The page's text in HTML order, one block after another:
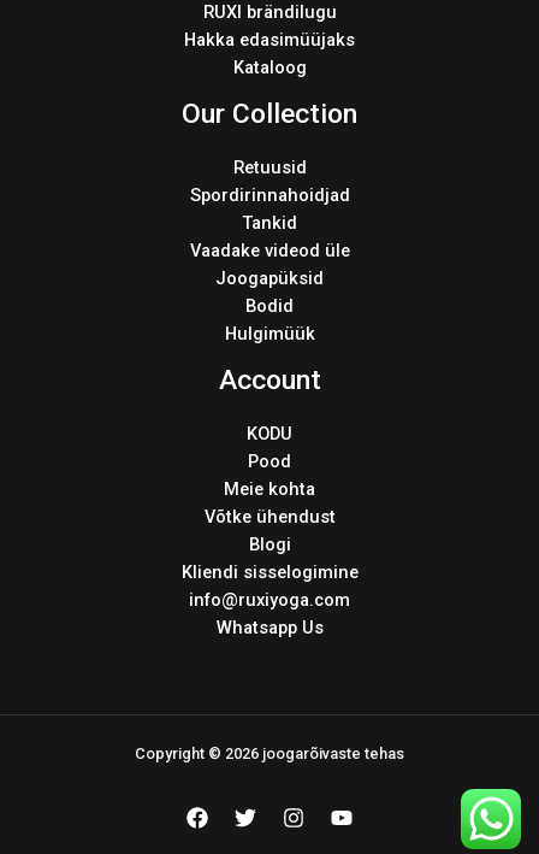
RUXI brändilugu
Hakka edasimüüjaks
Kataloog
Our Collection
Retuusid
Spordirinnahoidjad
Tankid
Vaadake videod üle
Joogapüksid
Bodid
Hulgimüük
Account
KODU
Pood
Meie kohta
Võtke ühendust
Blogi
Kliendi sisselogimine
info@ruxiyoga.com
Whatsapp Us
Copyright © 2026 joogarõivaste tehas